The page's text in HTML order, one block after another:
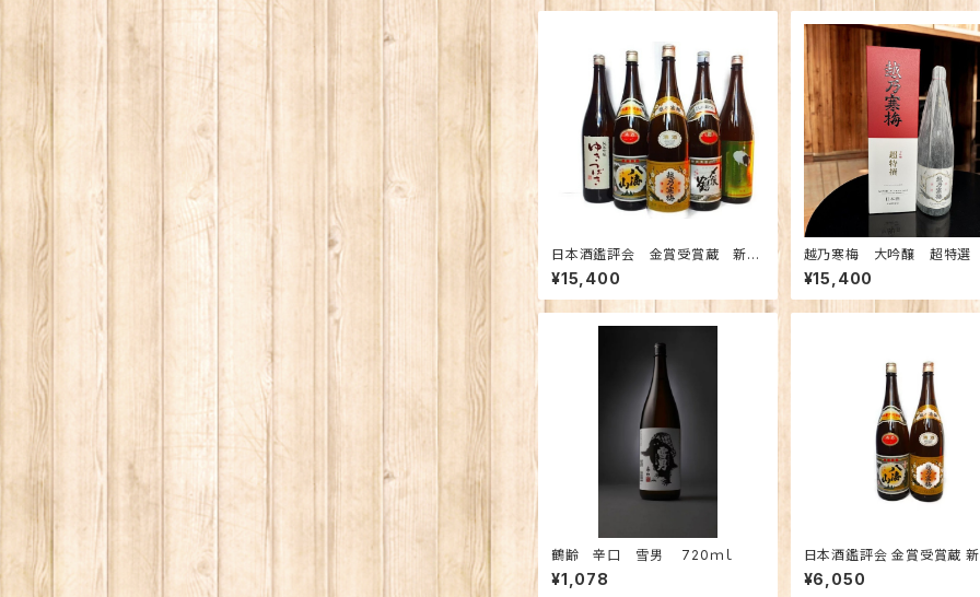
日本酒鑑評会 金賞受賞蔵 新潟
の地酒飲み比べセット1800ｍｌ×5
本 （越乃寒梅 八海山 〆張
鶴 ゆきつばき 越の鶴）
¥15,400
越乃寒梅 大吟醸 超特
Ｌ 【限定】
¥15,400
鶴齢 辛口 雪男 720ｍｌ
¥1,078
日本酒鑑評会 金賞受賞蔵
地酒飲み比べセット1800ｍ
（越乃寒梅 八海山）
¥6,050